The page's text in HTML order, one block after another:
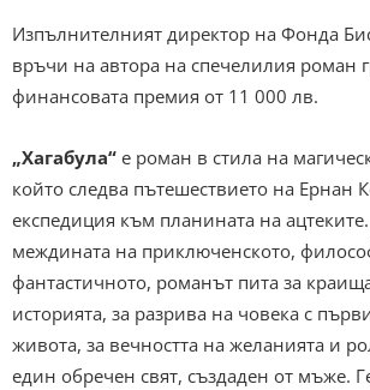
Изпълнителният директор на Фонда
връчи на автора на спечелилия роман
финансовата премия от 11 000 лв.
„Хагабула“ е роман в стила на
който следва пътешествието на Ернан
експедиция към планината на
междината на приключенското,
фантастичното, романът пита за
историята, за разрива на човека с
живота, за вечността на желанията и
един обречен свят, създаден от мъже.